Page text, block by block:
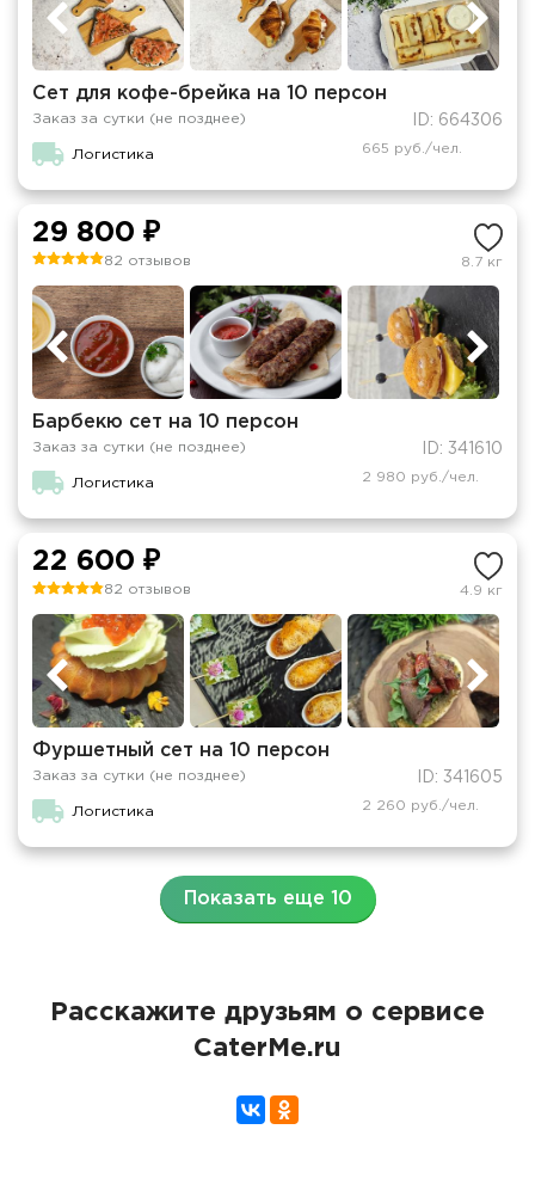
Сет для кофе-брейка на 10 персон
Заказ за сутки (не позднее) ID: 664306
Логистика 665 руб./чел.
29 800 ₽
82 отзывов 8.7 кг
Барбекю сет на 10 персон
Заказ за сутки (не позднее) ID: 341610
Логистика 2 980 руб./чел.
22 600 ₽
82 отзывов 4.9 кг
Фуршетный сет на 10 персон
Заказ за сутки (не позднее) ID: 341605
Логистика 2 260 руб./чел.
Показать еще 10
Расскажите друзьям о сервисе
CaterMe.ru